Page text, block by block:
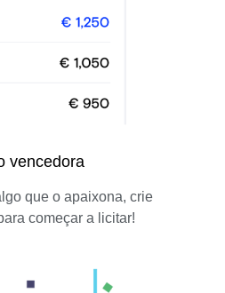
vencedora
que o apaixona, crie
começar a licitar!